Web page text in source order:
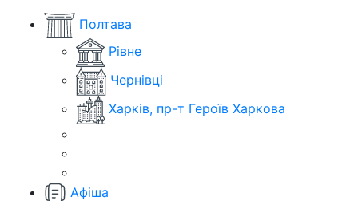
Полтава
Рівне
Чернівці
Харків, пр-т Героїв Харкова
Афіша